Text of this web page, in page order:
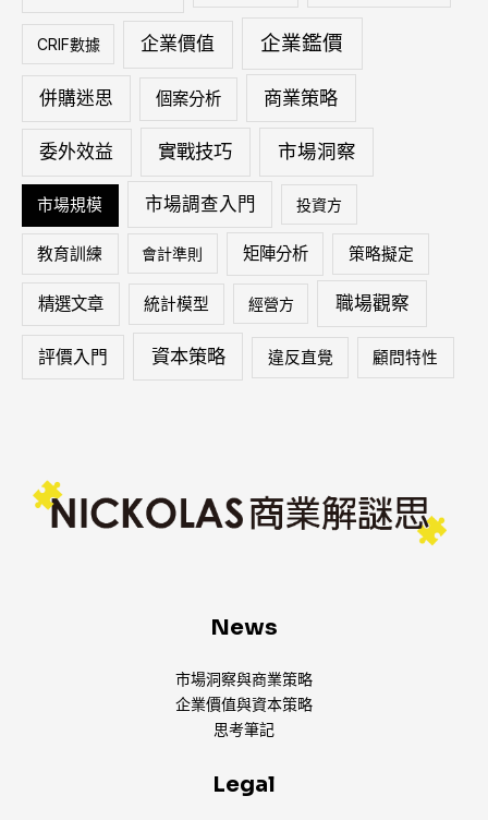
CRIF數據 企業價值 企業鑑價
併購迷思 個案分析 商業策略
委外效益 實戰技巧 市場洞察
市場規模 市場調查入門 投資方
教育訓練 會計準則 矩陣分析 策略擬定
精選文章 統計模型 經營方 職場觀察
評價入門 資本策略 違反直覺 顧問特性
News
市場洞察與商業策略
企業價值與資本策略
思考筆記
Legal